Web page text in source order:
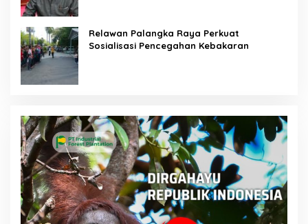
Relawan Palangka Raya Perkuat
Sosialisasi Pencegahan Kebakaran